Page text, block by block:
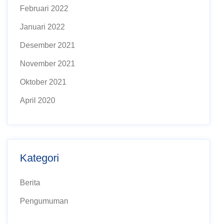
Februari 2022
Januari 2022
Desember 2021
November 2021
Oktober 2021
April 2020
Kategori
Berita
Pengumuman